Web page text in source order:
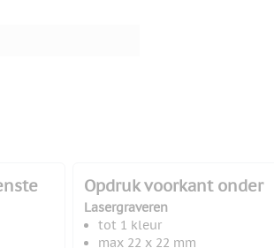
Opdruk voorkant onder
Lasergraveren
tot 1 kleur
max 22 x 22 mm